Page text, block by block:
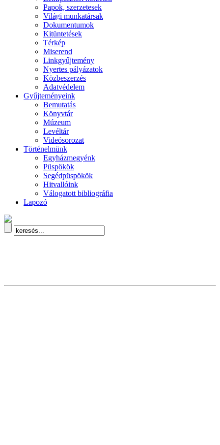
Papok, szerzetesek
Világi munkatársak
Dokumentumok
Kitüntetések
Térkép
Miserend
Linkgyűjtemény
Nyertes pályázatok
Közbeszerzés
Adatvédelem
Gyűjteményeink
Bemutatás
Könyvtár
Múzeum
Levéltár
Videósorozat
Történelmünk
Egyházmegyénk
Püspökök
Segédpüspökök
Hitvallóink
Válogatott bibliográfia
Lapozó